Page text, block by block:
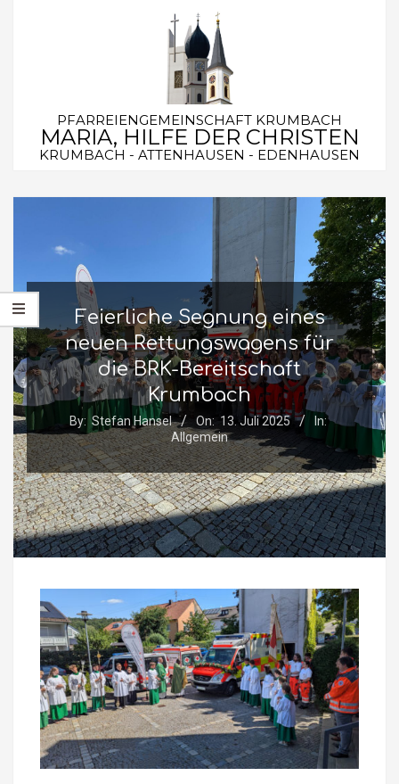
PFARREIENGEMEINSCHAFT KRUMBACH
MARIA, HILFE DER CHRISTEN
KRUMBACH - ATTENHAUSEN - EDENHAUSEN
Secondary
Feierliche Segnung eines
neuen Rettungswagens für
die BRK-Bereitschaft
Krumbach
By: Stefan Hansel On: 13. Juli 2025
In:
Allgemein